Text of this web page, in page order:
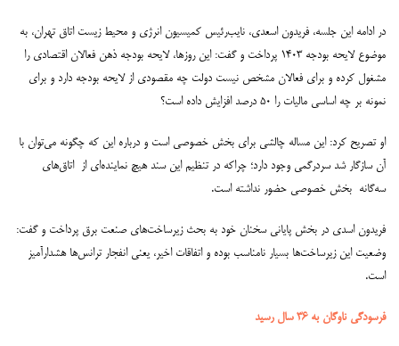
در ادامه این جلسه، فریدون اسعدی، نایب‌رئیس کمیسیون انرژی و محیط زیست اتاق تهران، به
موضوع لایحه بودجه ۱۴۰۳ پرداخت و گفت: این روزها، لایحه بودجه ذهن فعالان اقتصادی‌ را
مشغول کرده و برای فعالان مشخص نیست دولت چه مقصودی از لایحه بودجه دارد و برای
نمونه بر چه اساسی مالیات را ۵۰ درصد افزایش داده است؟
او تصریح کرد: این مساله چالشی برای بخش خصوصی است و درباره این که چگونه می‌توان با
آن سازگار شد سردرگمی وجود دارد؛ چراکه در تنظیم این سند هیچ نماینده‌ای از اتاق‌های
سه‌گانه بخش‌ خصوصی حضور نداشته است.
فریدون اسدی در بخش پایانی سخنان خود به بحث زیرساخت‌های صنعت برق پرداخت و گفت:
وضعیت این زیرساخت‌ها بسیار نامناسب بوده و اتفاقات اخیر، یعنی انفجار ترانس‌ها هشدارآمیز
است.
فرسودگی ناوگان به ۳۶ سال رسید